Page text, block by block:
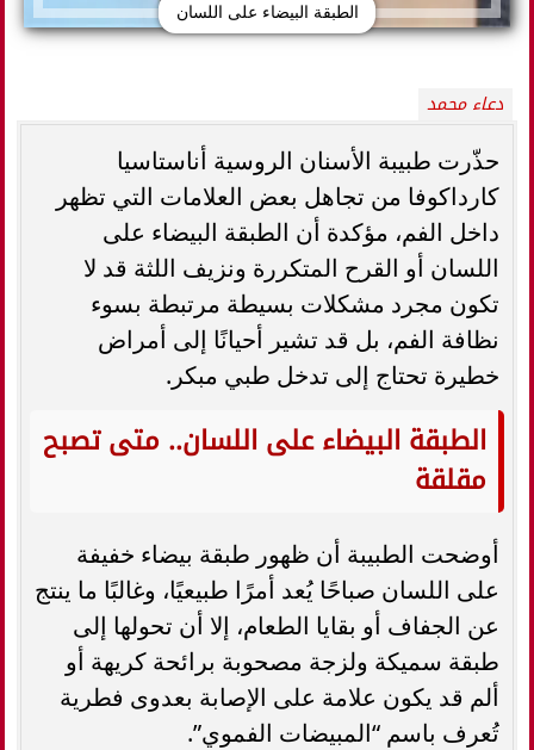
الطبقة البيضاء على اللسان
دعاء محمد
حذّرت طبيبة الأسنان الروسية أناستاسيا
كارداكوفا من تجاهل بعض العلامات التي تظهر
داخل الفم، مؤكدة أن الطبقة البيضاء على
اللسان أو القرح المتكررة ونزيف اللثة قد لا
تكون مجرد مشكلات بسيطة مرتبطة بسوء
نظافة الفم، بل قد تشير أحيانًا إلى أمراض
خطيرة تحتاج إلى تدخل طبي مبكر.
الطبقة البيضاء على اللسان.. متى تصبح
مقلقة
أوضحت الطبيبة أن ظهور طبقة بيضاء خفيفة
على اللسان صباحًا يُعد أمرًا طبيعيًا، وغالبًا ما ينتج
عن الجفاف أو بقايا الطعام، إلا أن تحولها إلى
طبقة سميكة ولزجة مصحوبة برائحة كريهة أو
ألم قد يكون علامة على الإصابة بعدوى فطرية
تُعرف باسم “المبيضات الفموي”.